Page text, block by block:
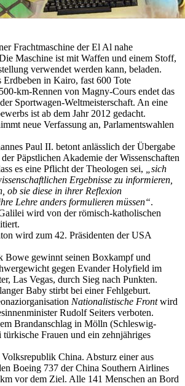
Frachtmaschine der El Al nahe
Maschine ist mit Waffen und einem Stoff,
verwendet werden kann, beladen.
Erdbeben in Kairo, fast 600 Tote
km-Rennen von Magny-Cours endet das
Sportwagen-Weltmeisterschaft. An eine
ist ab dem Jahr 2012 gedacht.
neue Verfassung an, Parlamentswahlen
Paul II. betont anlässlich der Übergabe
Päpstlichen Akademie der Wissenschaften
es eine Pflicht der Theologen sei,
sich
Ergebnisse zu informieren,
ob sie diese in ihrer Reflexion
Lehre anders formulieren müssen .
wird von der römisch-katholischen
wird zum 42. Präsidenten der USA
Bowe gewinnt seinen Boxkampf und
gegen Evander Holyfield im
Las Vegas, durch Sieg nach Punkten.
Baby stirbt bei einer Fehlgeburt.
Nationalistische Frontwird
Rudolf Seiters verboten.
Brandanschlag in Mölln (Schleswig-
Frauen und ein zehnjähriges
China. Absturz einer aus
Boeing 737 der China Southern Airlines
vor dem Ziel. Alle 141 Menschen an Bord